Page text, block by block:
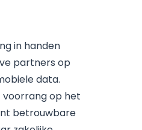
in handen
partners op
data.
op het
betrouwbare